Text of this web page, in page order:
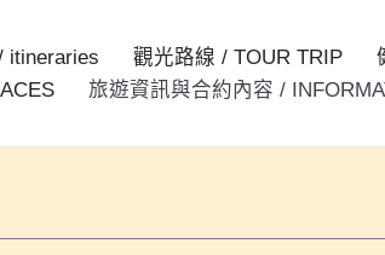
itineraries 觀光路線 / TOUR TRIP
旅遊資訊與合約內容 /